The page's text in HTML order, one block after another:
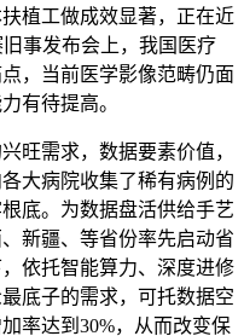
植工做成效显著，正在近
事发布会上，我国医疗
，当前医学影像范畴仍面
有待提高。
需求，数据要素价值，
大病院收集了稀有病例的
底。为数据盘活供给手艺
新疆、等省份率先启动省
依托智能算力、深度进修
底子的需求，可托数据空
率达到30%，从而改变保